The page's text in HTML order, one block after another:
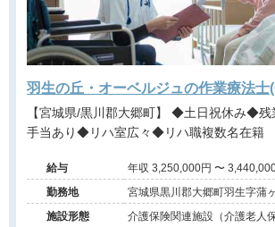
羽生の丘・オーベルジュの作業療法士
【宮城県/黒川郡大郷町】 ◆土日祝休み◆残業ほぼなし◆住宅
手当あり◆リハ室広々◆リハ職複数名在籍
給与
年収 3,250,000円 〜
勤務地
宮城県黒川郡大郷町羽生字蒲
施設形態
介護保険関連施設（介護老人